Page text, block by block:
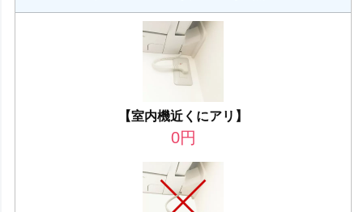
【室内機近くにアリ】
0円